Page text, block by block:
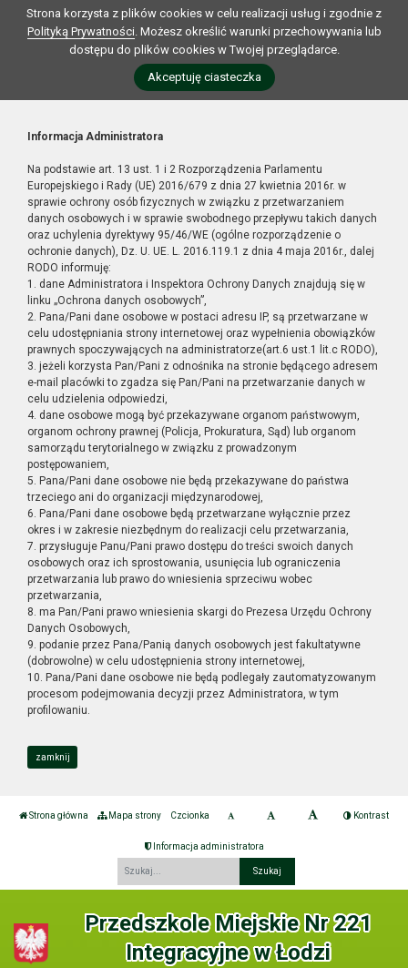
Strona korzysta z plików cookies w celu realizacji usług i zgodnie z
Polityką Prywatności. Możesz określić warunki przechowywania lub
dostępu do plików cookies w Twojej przeglądarce.
Akceptuję ciasteczka
Informacja Administratora
Na podstawie art. 13 ust. 1 i 2 Rozporządzenia Parlamentu
Europejskiego i Rady (UE) 2016/679 z dnia 27 kwietnia 2016r. w
sprawie ochrony osób fizycznych w związku z przetwarzaniem
danych osobowych i w sprawie swobodnego przepływu takich danych
oraz uchylenia dyrektywy 95/46/WE (ogólne rozporządzenie o
ochronie danych), Dz. U. UE. L. 2016.119.1 z dnia 4 maja 2016r., dalej
RODO informuję:
1. dane Administratora i Inspektora Ochrony Danych znajdują się w
linku „Ochrona danych osobowych”,
2. Pana/Pani dane osobowe w postaci adresu IP, są przetwarzane w
celu udostępniania strony internetowej oraz wypełnienia obowiązków
prawnych spoczywających na administratorze(art.6 ust.1 lit.c RODO),
3. jeżeli korzysta Pan/Pani z odnośnika na stronie będącego adresem
e-mail placówki to zgadza się Pan/Pani na przetwarzanie danych w
celu udzielenia odpowiedzi,
4. dane osobowe mogą być przekazywane organom państwowym,
organom ochrony prawnej (Policja, Prokuratura, Sąd) lub organom
samorządu terytorialnego w związku z prowadzonym
postępowaniem,
5. Pana/Pani dane osobowe nie będą przekazywane do państwa
trzeciego ani do organizacji międzynarodowej,
6. Pana/Pani dane osobowe będą przetwarzane wyłącznie przez
okres i w zakresie niezbędnym do realizacji celu przetwarzania,
7. przysługuje Panu/Pani prawo dostępu do treści swoich danych
osobowych oraz ich sprostowania, usunięcia lub ograniczenia
przetwarzania lub prawo do wniesienia sprzeciwu wobec
przetwarzania,
8. ma Pan/Pani prawo wniesienia skargi do Prezesa Urzędu Ochrony
Danych Osobowych,
9. podanie przez Pana/Panią danych osobowych jest fakultatywne
(dobrowolne) w celu udostępnienia strony internetowej,
10. Pana/Pani dane osobowe nie będą podlegały zautomatyzowanym
procesom podejmowania decyzji przez Administratora, w tym
profilowaniu.
zamknij
Strona główna Mapa strony Czcionka Kontrast
Informacja administratora
Przedszkole Miejskie Nr 221
Integracyjne w Łodzi